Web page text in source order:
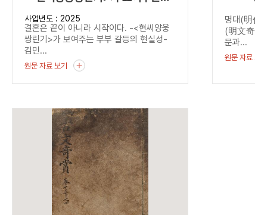
부부 갈등의 현실성-
사업년도 : 2025
결혼은 끝이 아니라 시작이다. -<현씨양웅
쌍린기>가 보여주는 부부 갈등의 현실성-
김민...
원문 자료 보기
명대(明
(明文奇
문과...
원문 자료